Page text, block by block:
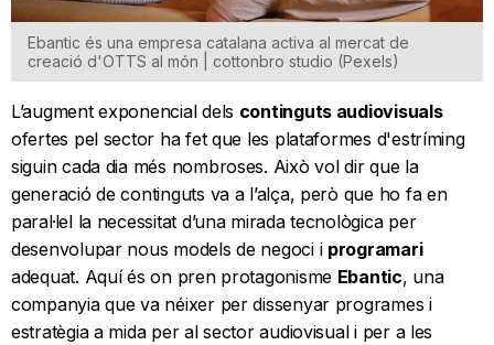
Ebantic és una empresa catalana activa al mercat de
creació d'OTTS al món | cottonbro studio (Pexels)
L’augment exponencial dels continguts audiovisuals
ofertes pel sector ha fet que les plataformes d'estríming
siguin cada dia més nombroses. Això vol dir que la
generació de continguts va a l’alça, però que ho fa en
paral·lel la necessitat d’una mirada tecnològica per
desenvolupar nous models de negoci i programari
adequat. Aquí és on pren protagonisme Ebantic, una
companyia que va néixer per dissenyar programes i
estratègia a mida per al sector audiovisual i per a les